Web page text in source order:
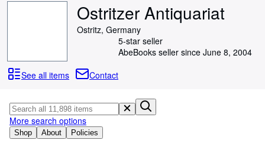
Browse Collections
Art & Collectables
Textbooks
Ostritzer Antiquariat
Ostritz, Germany
5-star seller
AbeBooks seller since June 8, 2004
See all items
Contact
Shop About Policies
More search options